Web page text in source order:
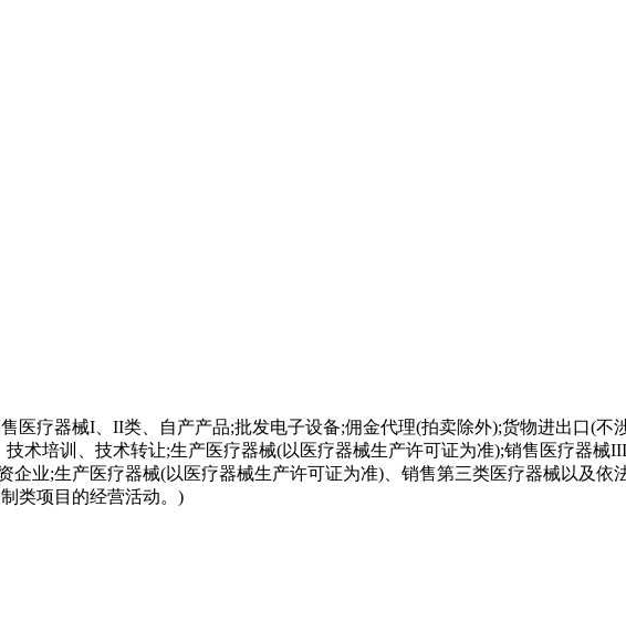
医疗器械I、II类、自产产品;批发电子设备;佣金代理(拍卖除外);货物进出口(不
术培训、技术转让;生产医疗器械(以医疗器械生产许可证为准);销售医疗器械
企业;生产医疗器械(以医疗器械生产许可证为准)、销售第三类医疗器械以及
类项目的经营活动。)